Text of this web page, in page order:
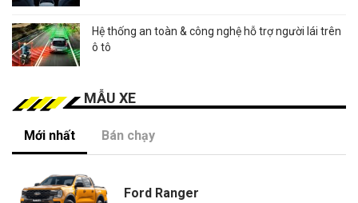
Hệ thống an toàn & công nghệ hỗ trợ người lái trên
ô tô
MẪU XE
Mới nhất Bán chạy
Ford Ranger